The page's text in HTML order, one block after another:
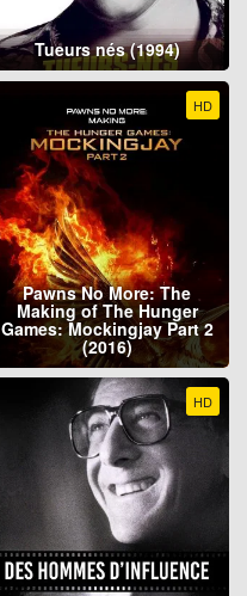
Tueurs nés (1994)
HD
Pawns No More: The
Making of The Hunger
Games: Mockingjay Part 2
(2016)
HD